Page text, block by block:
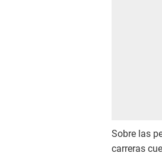
Sobre las
carreras